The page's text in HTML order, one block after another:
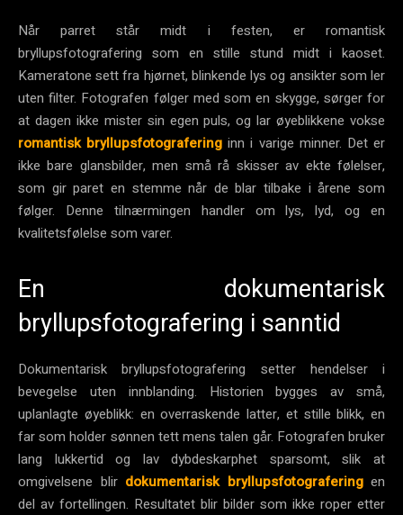
Når parret står midt i festen, er romantisk
bryllupsfotografering som en stille stund midt i kaoset.
Kameratone sett fra hjørnet, blinkende lys og ansikter som ler
uten filter. Fotografen følger med som en skygge, sørger for
at dagen ikke mister sin egen puls, og lar øyeblikkene vokse
romantisk bryllupsfotografering inn i varige minner. Det er
ikke bare glansbilder, men små rå skisser av ekte følelser,
som gir paret en stemme når de blar tilbake i årene som
følger. Denne tilnærmingen handler om lys, lyd, og en
kvalitetsfølelse som varer.
En dokumentarisk
bryllupsfotografering i sanntid
Dokumentarisk bryllupsfotografering setter hendelser i
bevegelse uten innblanding. Historien bygges av små,
uplanlagte øyeblikk: en overraskende latter, et stille blikk, en
far som holder sønnen tett mens talen går. Fotografen bruker
lang lukkertid og lav dybdeskarphet sparsomt, slik at
omgivelsene blir dokumentarisk bryllupsfotograferingen
del av fortellingen. Resultatet blir bilder som ikke roper etter